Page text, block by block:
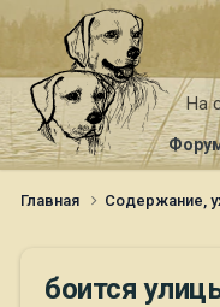
На
Главная Содержание,
боится